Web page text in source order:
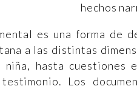
hechos
es una forma de
a las distintas
niña, hasta cuestiones
Los